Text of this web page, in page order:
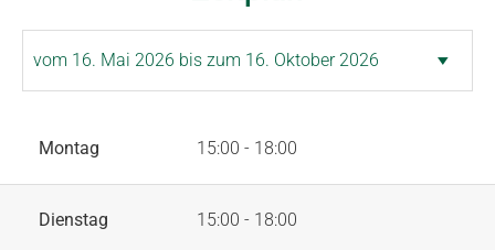
Montag 15:00 - 18:00
Dienstag 15:00 - 18:00